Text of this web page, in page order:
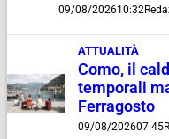
09/08/202610:32
ATTUALITÀ
Como, il
temporali
Ferragosto
09/08/202607:45